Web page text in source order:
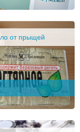
от прыщей